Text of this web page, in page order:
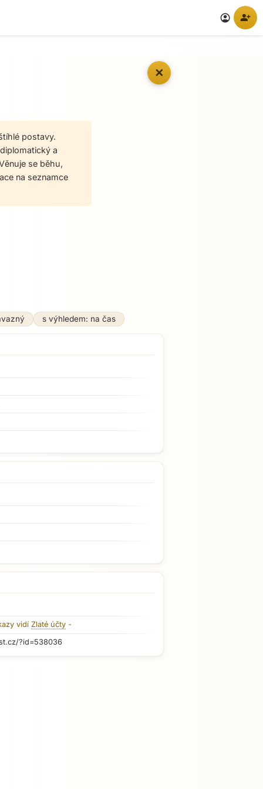
account_circle person_add
✕
postavy.
a
se běhu,
na seznamce
s výhledem: na čas
vidí Zlaté účty -
?id=538036